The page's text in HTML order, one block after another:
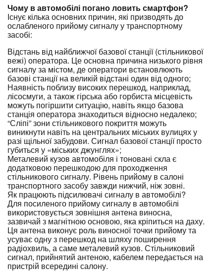
Чому в автомобілі погано ловить смартфон?
Існує кілька основних причин, які призводять до
ослабленого прийому сигналу у транспортному
засобі:
Відстань від найближчої базової станції (стільникової
вежі) оператора. Це основна причина низького рівня
сигналу за містом, де оператори встановлюють
базові станції на великій відстані один від одного;
Наявність поблизу високих перешкод, наприклад,
лісосмуги, а також гірська або горбиста місцевість
можуть погіршити ситуацію, навіть якщо базова
станція оператора знаходиться відносно недалеко;
“Сліпі” зони стільникового покриття можуть
виникнути навіть на центральних міських вулицях у
разі щільної забудови. Сигнал базової станції просто
губиться у «міських джунглях»;
Металевий кузов автомобіля і тоновані скла є
додатковою перешкодою для проходження
стільникового сигналу. Рівень прийому в салоні
транспортного засобу завжди нижчий, ніж зовні.
Як працюють підсилювачі сигналу в автомобілі?
Для посиленого прийому сигналу в автомобілі
використовується зовнішня антена виносна,
зазвичай з магнітною основою, яка кріпиться на даху.
Ця антена виконує роль виносної точки прийому та
усуває одну з перешкод на шляху поширення
радіохвиль, а саме металевий кузов. Стільниковий
сигнал, прийнятий антеною, кабелем передається на
пристрій всередині салону.